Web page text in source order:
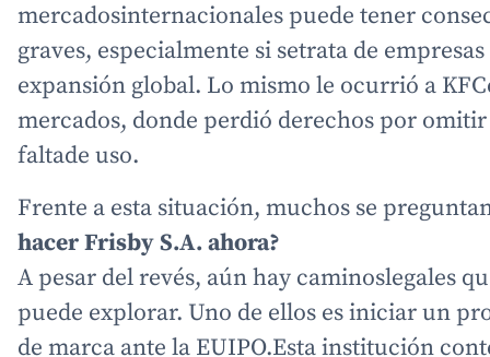
mercadosinternacionales puede tener
graves, especialmente si setrata de
expansión global. Lo mismo le ocurrió a
mercados, donde perdió derechos por
faltade uso.
Frente a esta situación, muchos se
hacer Frisby S.A. ahora?
A pesar del revés, aún hay caminoslegales
puede explorar. Uno de ellos es iniciar un
de marca ante la EUIPO.Esta institución